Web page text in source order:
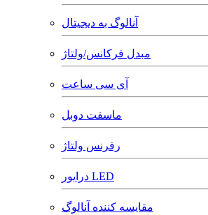
آنالوگ به دیجیتال
مبدل فرکانس/ولتاژ
آی سی ساعت
ماسفت دوبل
رفرنس ولتاژ
درایور LED
مقایسه کننده آنالوگ